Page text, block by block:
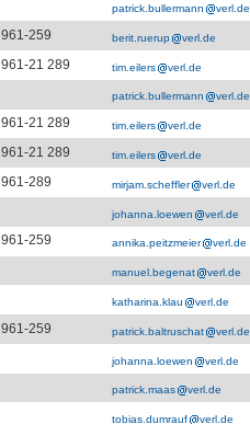
patrick.bullermann verl.de
961-259 berit.ruerup verl.de
961-21 289 tim.eilers verl.de
patrick.bullermann verl.de
961-21 289 tim.eilers verl.de
961-21 289 tim.eilers verl.de
961-289 mirjam.scheffler verl.de
johanna.loewen verl.de
961-259 annika.peitzmeier verl.de
manuel.begenat verl.de
katharina.klau verl.de
961-259 patrick.baltruschat verl.de
johanna.loewen verl.de
patrick.maas verl.de
tobias.dumrauf verl.de